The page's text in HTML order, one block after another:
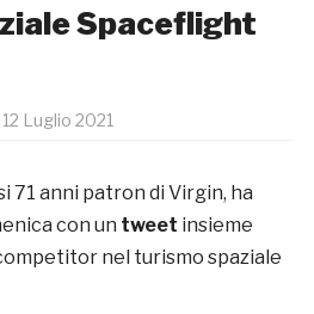
Spaceflight
12 Luglio 2021
71 anni patron di Virgin, ha
con un tweet insieme
nel turismo spaziale